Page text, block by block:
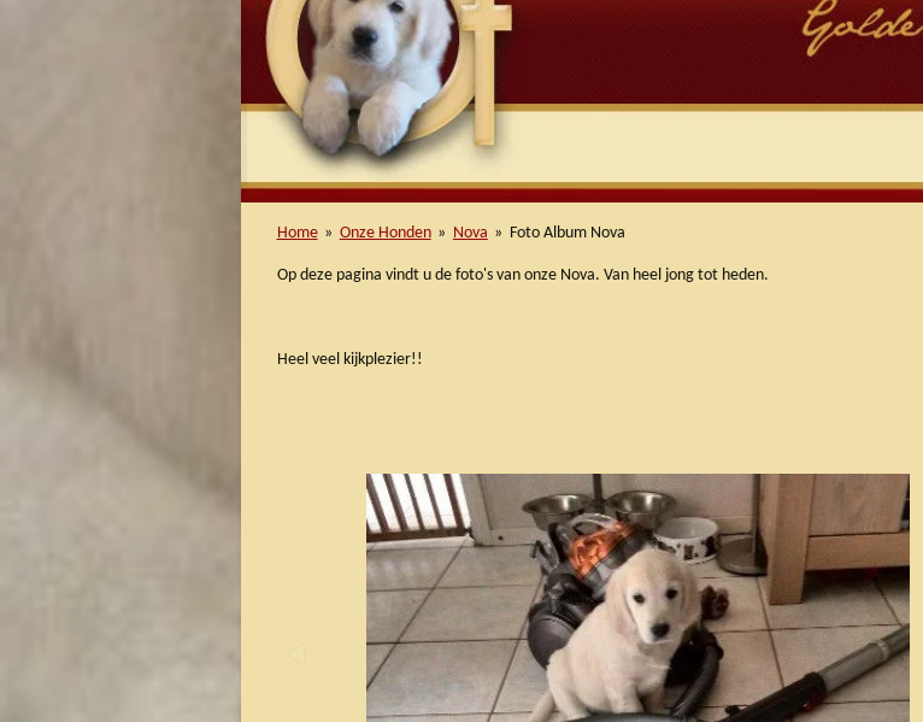
Home » Onze Honden » Nova » Foto Album Nova
Op deze pagina vindt u de foto's van onze Nova. Van heel jong tot heden.
Heel veel kijkplezier!!